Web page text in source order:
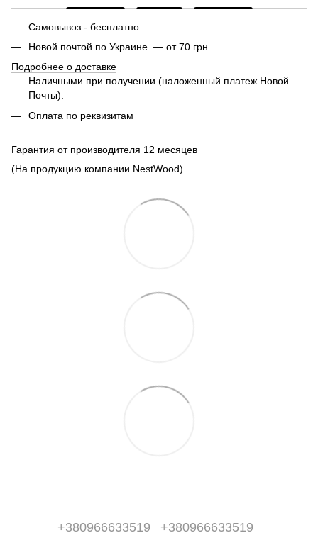
Самовывоз - бесплатно.
Новой почтой по Украине — от 70 грн.
Подробнее о доставке
Наличными при получении (наложенный платеж Новой
Почты).
Оплата по реквизитам
Гарантия от производителя 12 месяцев
(На продукцию компании NestWood)
+380966633519 +380966633519